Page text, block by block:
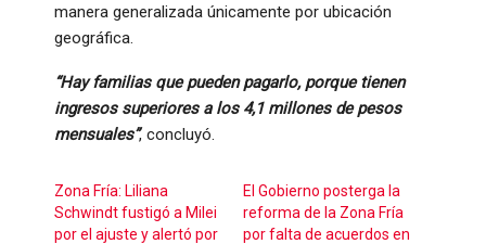
manera generalizada únicamente por ubicación
geográfica.
“Hay familias que pueden pagarlo, porque tienen
ingresos superiores a los 4,1 millones de pesos
mensuales”, concluyó.
Zona Fría: Liliana
Schwindt fustigó a Milei
por el ajuste y alertó por
El Gobierno posterga la
reforma de la Zona Fría
por falta de acuerdos en